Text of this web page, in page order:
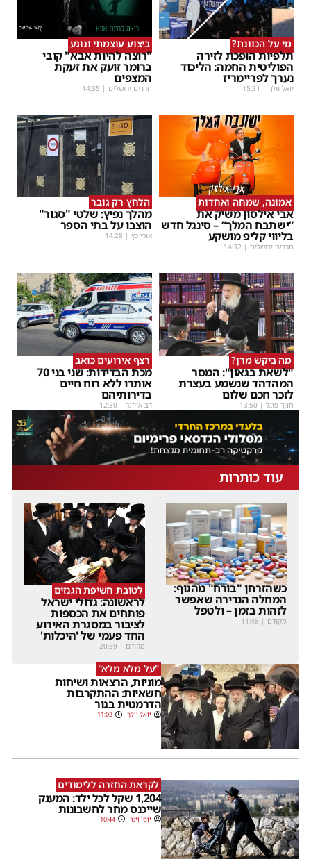
מי על הכוונת?
תלפיות הופכת לזירה
הפוליטית החמה: הליכוד
נערך לפריימריז
יואל וולך |
15:31
ביצוע עוצמתי ונוגע
"רוצה להיות אבא" קובי
ברומר זועק את זעקת
המצפים
חרדים ירושלים |
14:35
אמונה, שמחה ואחדות
אבי אילסון משיק את
“ישתבח המלך” – סינגל חדש
בליווי קליפ מושקע
חרדים ירושלים |
14:32
הלחץ רק גובר
מהלך נפיץ: שלטי "סגור"
הוצבו על בתי הספר
אורי כץ |
14:28
מה ביקש מרן?
"לשאת בגאון": המסר
המהדהד שנשמע בעצרת
לזכר חכם שלום
חנוך פוגל |
13:50
רצף אירועים כואב
מכת הבדידות: שני בני 70
אותרו ללא רוח חיים
בדירותיהם
דב אייזנר |
12:30
עוד כותרות
כשהזרחן "בורח" מהגוף:
המחלה הנדירה שאפשר
לזהות בזמן – ולטפל
מקודם |
11:48
לטובת חשיפת הגנזים
לראשונה: גדולי ישראל
פותחים את הכספות
לציבור במסגרת האירוע
החד פעמי של 'היכלות'
מקודם |
20:39
"על מלא מלא"
מוניות, הרצאות ושיחות
חשאיות: ההתקרבות
הדרמטית בגור
יואל וולך 11:02
לקראת החזרה ללימודים
1,204 שקל לכל ילד: המענק
שייכנס מחר לחשבונות
יוסי וינר 10:44